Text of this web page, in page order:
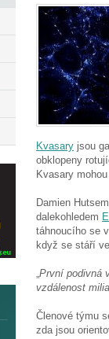
Kvasary jsou
obklopeny
Kvasary
Damien
dalekohledem
táhnoucího se
když se stáří
„První podivná
vzdálenost
Členové týmu
zda jsou